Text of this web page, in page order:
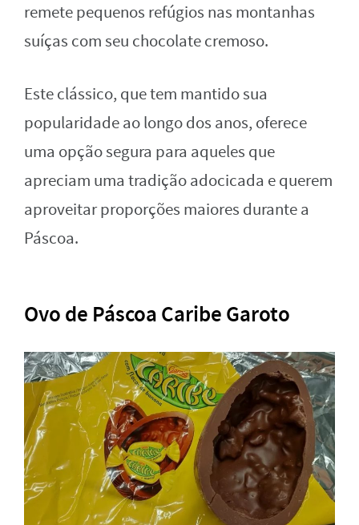
remete pequenos refúgios nas montanhas
suíças com seu chocolate cremoso.
Este clássico, que tem mantido sua
popularidade ao longo dos anos, oferece
uma opção segura para aqueles que
apreciam uma tradição adocicada e querem
aproveitar proporções maiores durante a
Páscoa.
Ovo de Páscoa Caribe Garoto